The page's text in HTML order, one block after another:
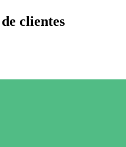
clientes